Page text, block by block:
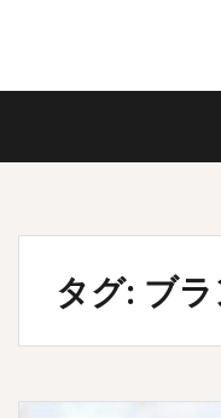
タグ: ブ